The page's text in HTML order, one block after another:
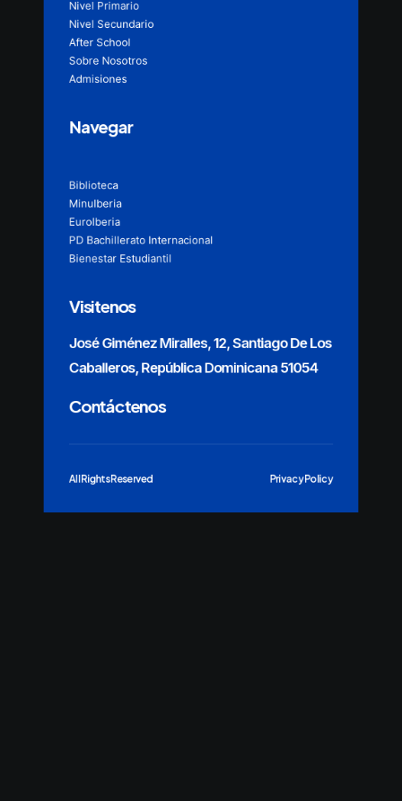
Nivel Primario
Nivel Secundario
After School
Sobre Nosotros
Admisiones
Navegar
Biblioteca
MinuIberia
EuroIberia
PD Bachillerato Internacional
Bienestar Estudiantil
Visitenos
José Giménez Miralles, 12, Santiago De Los
Caballeros, República Dominicana 51054
Contáctenos
All Rights Reserved Privacy Policy